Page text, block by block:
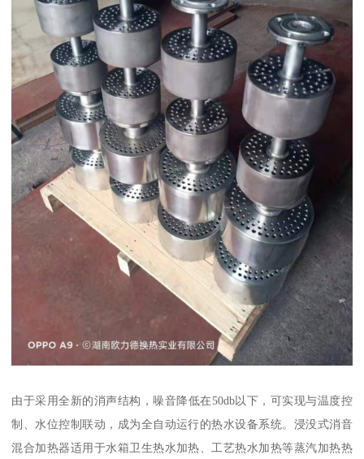
由于采用全新的消声结构，噪音降低在50db以下，可实现与温度控
制、水位控制联动，成为全自动运行的热水设备系统。浸没式消音
混合加热器适用于水箱卫生热水加热、工艺热水加热等蒸汽加热热